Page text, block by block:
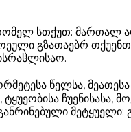
სთქუთ: მართალ
გზათაებრ
წელსა, მეათესა
ჩუენისასა,